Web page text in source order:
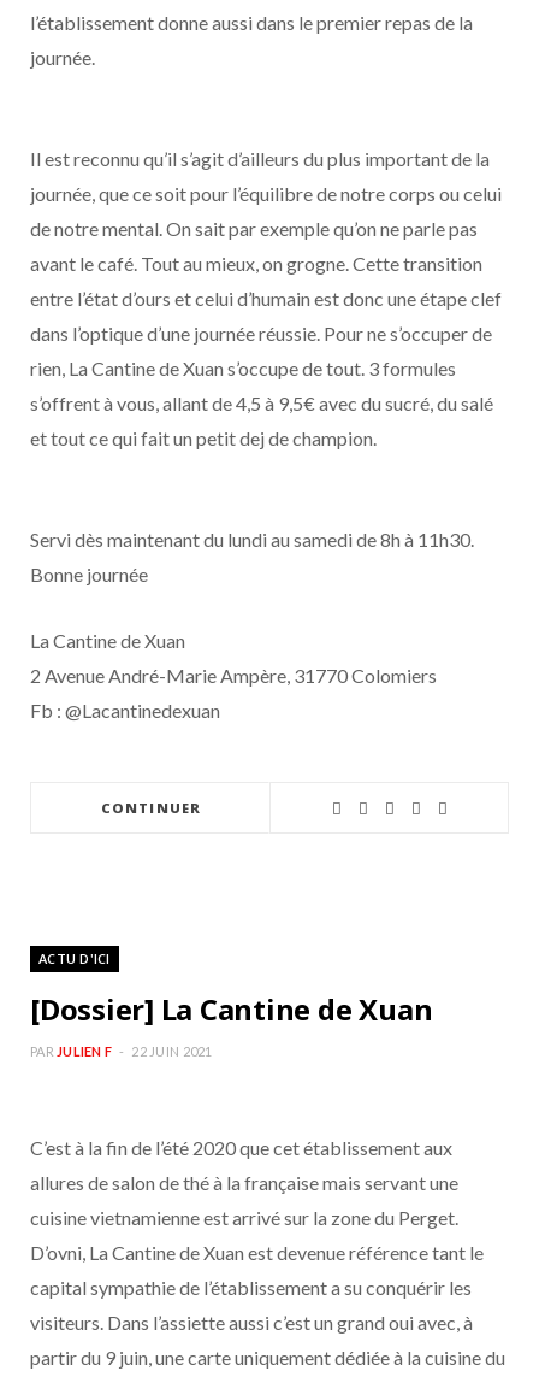
l’établissement donne aussi dans le premier repas de la
journée.
Il est reconnu qu’il s’agit d’ailleurs du plus important de la
journée, que ce soit pour l’équilibre de notre corps ou celui
de notre mental. On sait par exemple qu’on ne parle pas
avant le café. Tout au mieux, on grogne. Cette transition
entre l’état d’ours et celui d’humain est donc une étape clef
dans l’optique d’une journée réussie. Pour ne s’occuper de
rien, La Cantine de Xuan s’occupe de tout. 3 formules
s’offrent à vous, allant de 4,5 à 9,5€ avec du sucré, du salé
et tout ce qui fait un petit dej de champion.
Servi dès maintenant du lundi au samedi de 8h à 11h30.
Bonne journée
La Cantine de Xuan
2 Avenue André-Marie Ampère, 31770 Colomiers
Fb : @Lacantinedexuan
CONTINUER
ACTU D'ICI
[Dossier] La Cantine de Xuan
PAR JULIEN F 22 JUIN 2021
C’est à la fin de l’été 2020 que cet établissement aux
allures de salon de thé à la française mais servant une
cuisine vietnamienne est arrivé sur la zone du Perget.
D’ovni, La Cantine de Xuan est devenue référence tant le
capital sympathie de l’établissement a su conquérir les
visiteurs. Dans l’assiette aussi c’est un grand oui avec, à
partir du 9 juin, une carte uniquement dédiée à la cuisine du